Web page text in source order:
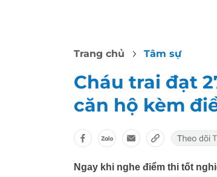
Trang chủ Tâm sự
Cháu trai đạt
căn hộ kèm
Ngay khi nghe điểm thi tốt